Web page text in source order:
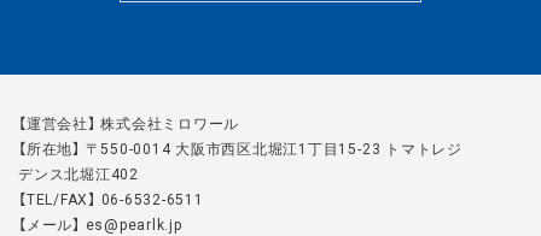
【運営会社】 株式会社ミロワール
【所在地】 〒550-0014 大阪市西区北堀江1丁目15-23 トマトレジ
デンス北堀江402
【TEL/FAX】 06-6532-6511
【メール】 es@pearlk.jp